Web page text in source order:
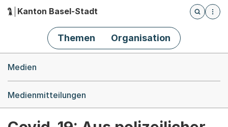
Hauptnavigation
Kanton Basel-Stadt
Öffnet
Themen Organisation
Medien
Medienmitteilungen